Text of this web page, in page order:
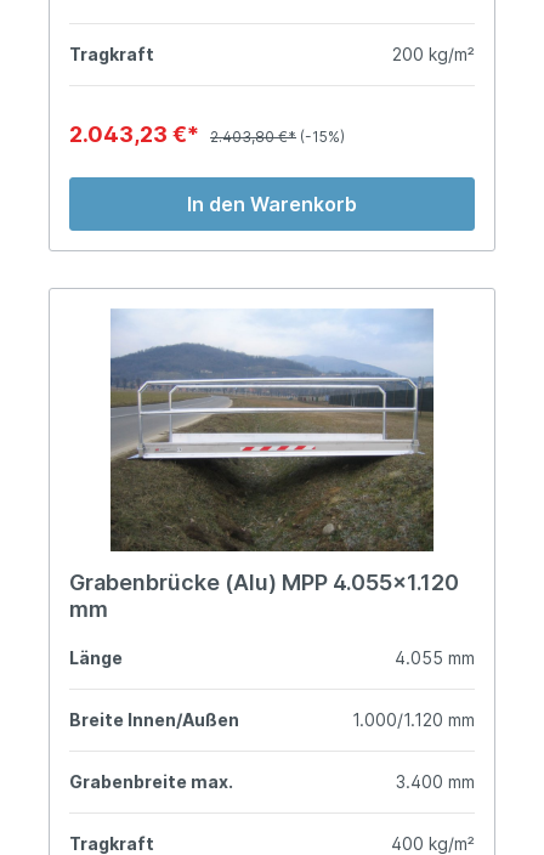
Tragkraft 200 kg/m²
2.043,23 €* 2.403,80 €* (-15%)
In den Warenkorb
Grabenbrücke (Alu) MPP 4.055x1.120
mm
Länge 4.055 mm
Breite Innen/Außen 1.000/1.120 mm
Grabenbreite max. 3.400 mm
Tragkraft 400 kg/m²